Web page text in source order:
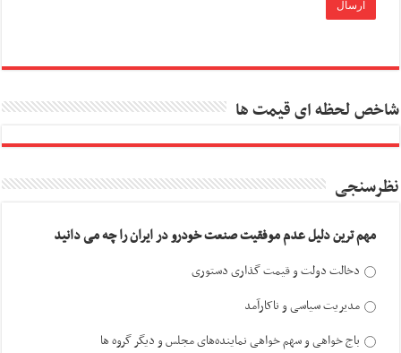
شاخص لحظه ای قیمت ها
نظرسنجی
مهم ترین دلیل عدم موفقیت صنعت خودرو در ایران را چه می دانید
دخالت دولت و قیمت گذاری دستوری
مدیریت سیاسی و ناکارآمد
باج خواهی و سهم خواهی نماینده‌های مجلس و دیگر گروه ها